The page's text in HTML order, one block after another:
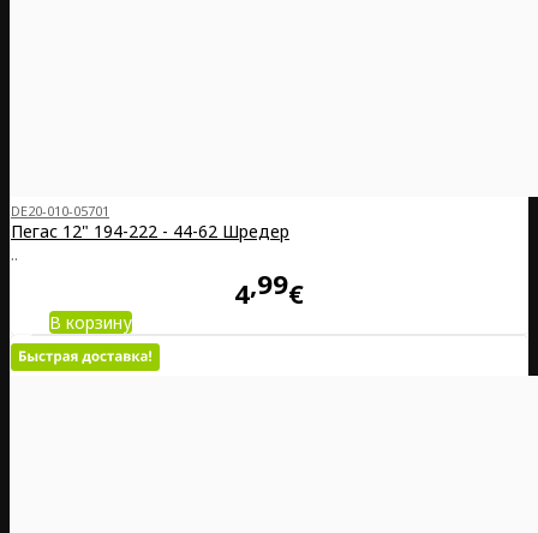
DE20-010-05701
Пегас 12" 194-222 - 44-62 Шредер
..
4 99€
В корзину